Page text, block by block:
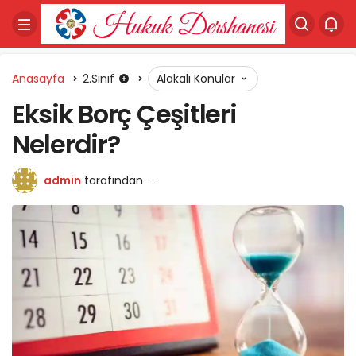
Anasayfa 2.Sınıf Alakalı Konular
Eksik Borç Çeşitleri
Nelerdir?
admin tarafından -